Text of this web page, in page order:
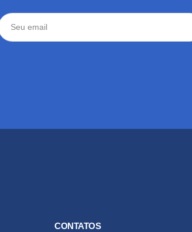
CONTATOS